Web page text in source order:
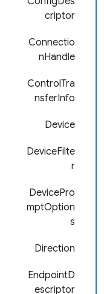
criptor
Connectio
nHandle
ControlTra
nsferInfo
Device
DeviceFilte
r
DevicePro
mptOption
s
Direction
EndpointD
escriptor